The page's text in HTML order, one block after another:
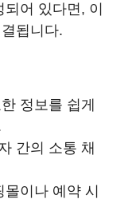
어 있다면, 이
됩니다.
정보를 쉽게
간의 소통 채
이나 예약 시